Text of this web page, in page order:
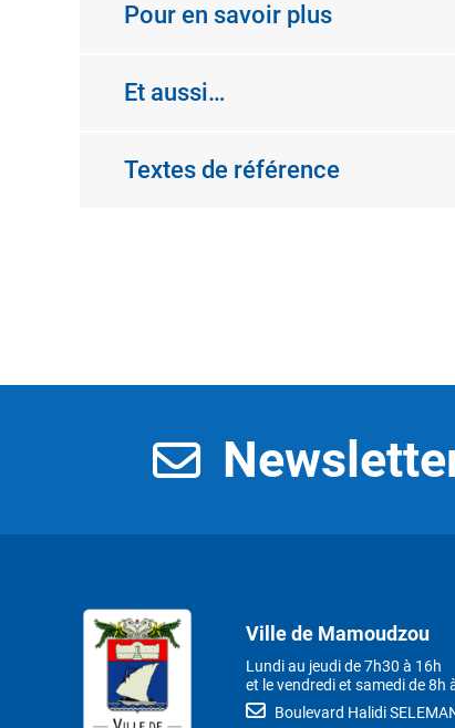
Pour en savoir plus
Et aussi…
Textes de référence
Ville de Mamoudzou
Lundi au jeudi de 7h30 à 16h
et le vendredi et samedi de 8h
Boulevard Halidi